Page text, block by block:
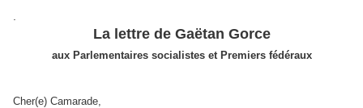
La lettre de Gaëtan Gorce
aux Parlementaires socialistes et Premiers fédéraux
Cher(e) Camarade,